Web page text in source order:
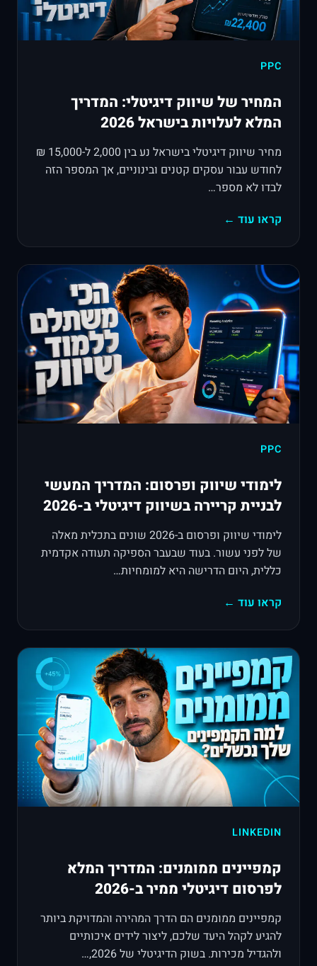
PPC
המחיר של שיווק דיגיטלי: המדריך
המלא לעלויות בישראל 2026
מחיר שיווק דיגיטלי בישראל נע בין 2,000 ל-15,000 ₪
לחודש עבור עסקים קטנים ובינוניים, אך המספר הזה
לבדו לא מספר…
קראו עוד ←
PPC
לימודי שיווק ופרסום: המדריך המעשי
לבניית קריירה בשיווק דיגיטלי ב-2026
לימודי שיווק ופרסום ב-2026 שונים בתכלית מאלה
של לפני עשור. בעוד שבעבר הספיקה תעודה אקדמית
כללית, היום הדרישה היא למומחיות…
קראו עוד ←
LINKEDIN
קמפיינים ממומנים: המדריך המלא
לפרסום דיגיטלי ממיר ב-2026
קמפיינים ממומנים הם הדרך המהירה והמדויקת ביותר
להגיע לקהל היעד שלכם, ליצור לידים איכותיים
ולהגדיל מכירות. בשוק הדיגיטלי של 2026,…